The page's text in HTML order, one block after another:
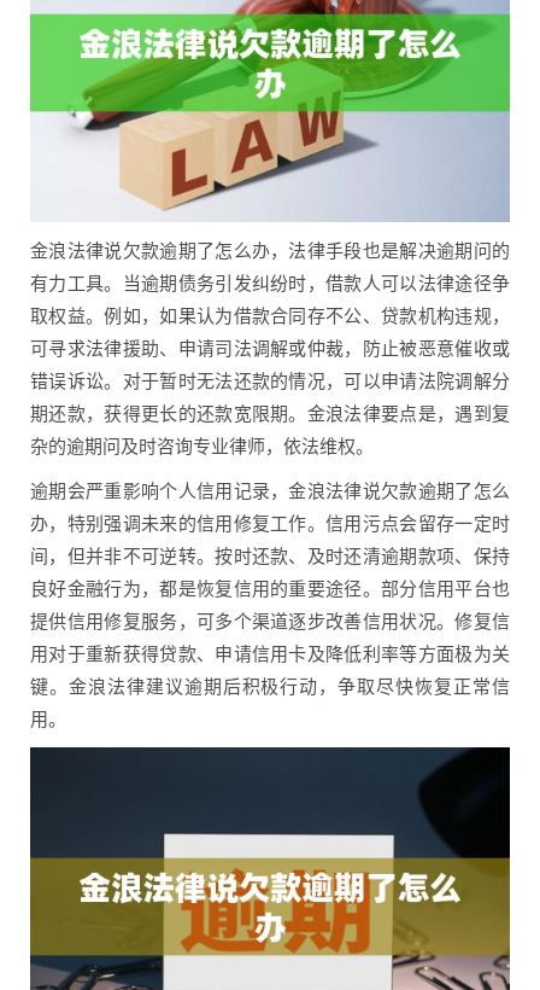
金浪法律说欠款逾期了怎么办，法律手段也是解决逾期问的
有力工具。当逾期债务引发纠纷时，借款人可以法律途径争
取权益。例如，如果认为借款合同存不公、贷款机构违规，
可寻求法律援助、申请司法调解或仲裁，防止被恶意催收或
错误诉讼。对于暂时无法还款的情况，可以申请法院调解分
期还款，获得更长的还款宽限期。金浪法律要点是，遇到复
杂的逾期问及时咨询专业律师，依法维权。
逾期会严重影响个人信用记录，金浪法律说欠款逾期了怎么
办，特别强调未来的信用修复工作。信用污点会留存一定时
间，但并非不可逆转。按时还款、及时还清逾期款项、保持
良好金融行为，都是恢复信用的重要途径。部分信用平台也
提供信用修复服务，可多个渠道逐步改善信用状况。修复信
用对于重新获得贷款、申请信用卡及降低利率等方面极为关
键。金浪法律建议逾期后积极行动，争取尽快恢复正常信
用。